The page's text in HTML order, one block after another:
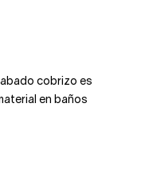
cobrizo es
en baños